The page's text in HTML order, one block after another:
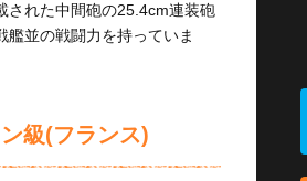
された中間砲の25.4cm連装砲
並の戦闘力を持っていま
級(フランス)